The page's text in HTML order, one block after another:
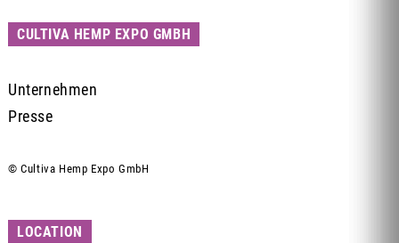
CULTIVA HEMP EXPO GMBH
Unternehmen
Presse
© Cultiva Hemp Expo GmbH
LOCATION